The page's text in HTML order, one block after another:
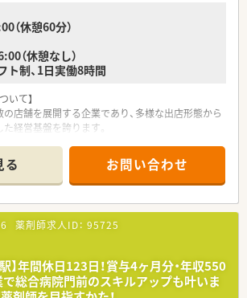
別の研修プログラムに加え、自己啓発支援も充実
実なスキルアップとキャリア形成が可能です
、店舗開発や商品開発、新規プロジェクトなど、
キャリアパスも大きく広がっています
を活用することで、自ら希望するポジションや新
（休憩60分）
（休憩なし）
ト制、1日実働8時間
いて】
店舗を展開する企業であり、多様な出店形態から
経営基盤を誇ります。
る環境が整っています。
を理念に掲げ、高度薬学管理や在宅医療の推進な
組みを行っています。
務内容】
、処方鑑査、服薬指導を担当し、患者さま一人ひ
応を行っています。
積極的に取り組んでおり、地域医療への貢献を通
発揮できる業務内容です。
力薬歴システムなどの最新機器を活用し、効率的
る お問い合わせ
薬剤師求人ID： 95725
】年間休日123日！賞与4ヶ月分・年収550
総合病院門前のスキルアップも叶いま